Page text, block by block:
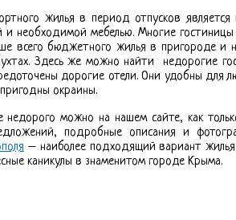
жилья в период отпусков
и необходимой мебелью. Многие
всего бюджетного жилья в пригороде и
Здесь же можно найти недорогие
дорогие отели. Они удобны для
окраины.
недорого можно на нашем сайте, как
подробные описания и
– наиболее подходящий вариант
каникулы в знаменитом городе Крыма.